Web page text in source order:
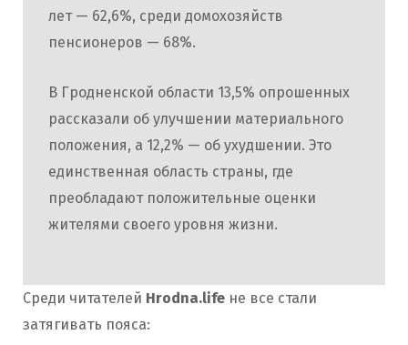
лет — 62,6%, среди домохозяйств
пенсионеров — 68%.
В Гродненской области 13,5% опрошенных
рассказали об улучшении материального
положения, а 12,2% — об ухудшении. Это
единственная область страны, где
преобладают положительные оценки
жителями своего уровня жизни.
Среди читателей Hrodna.life не все стали
затягивать пояса: